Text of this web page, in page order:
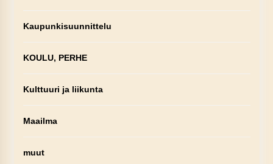
Kaupunkisuunnittelu
KOULU, PERHE
Kulttuuri ja liikunta
Maailma
muut